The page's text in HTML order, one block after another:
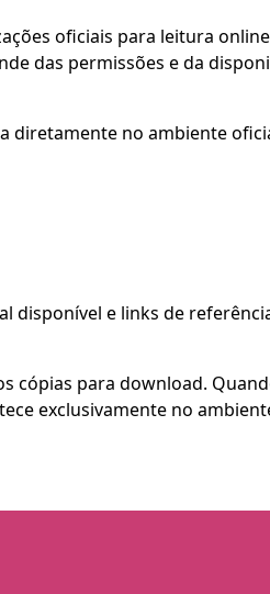
oficiais para leitura
das permissões e da
diretamente no ambiente
disponível e links de
cópias para download.
exclusivamente no